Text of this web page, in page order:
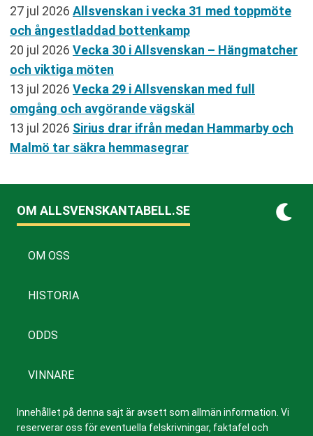
27 jul 2026 Allsvenskan i vecka 31 med toppmöte
och ångestladdad bottenkamp
20 jul 2026 Vecka 30 i Allsvenskan – Hängmatcher
och viktiga möten
13 jul 2026 Vecka 29 i Allsvenskan med full
omgång och avgörande vägskäl
13 jul 2026 Sirius drar ifrån medan Hammarby och
Malmö tar säkra hemmasegrar
OM ALLSVENSKANTABELL.SE
OM OSS
HISTORIA
ODDS
VINNARE
Innehållet på denna sajt är avsett som allmän information. Vi
reserverar oss för eventuella felskrivningar, faktafel och